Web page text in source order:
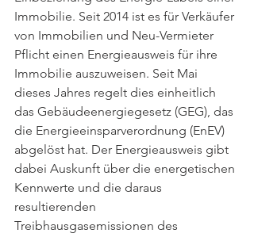
Immobilie. Seit 2014 ist es für Verkäufer
von Immobilien und Neu-Vermieter
Pflicht einen Energieausweis für ihre
Immobilie auszuweisen. Seit Mai
dieses Jahres regelt dies einheitlich
das Gebäudeenergiegesetz (GEG), das
die Energieeinsparverordnung (EnEV)
abgelöst hat. Der Energieausweis gibt
dabei Auskunft über die energetischen
Kennwerte und die daraus
resultierenden
Treibhausgasemissionen des